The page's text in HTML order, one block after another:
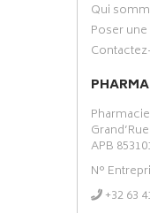
Qui
Poser
APB
N°
‭+32 63